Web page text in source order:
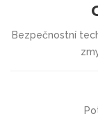
Bezpečnostní